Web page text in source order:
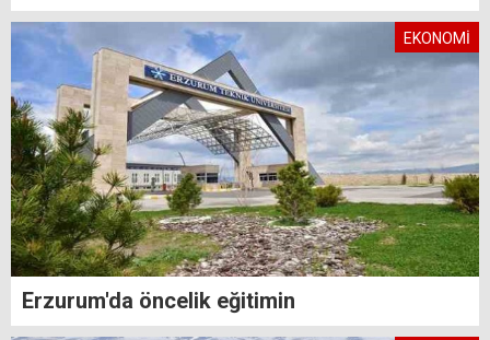
EKONOMİ
Erzurum'da öncelik eğitimin